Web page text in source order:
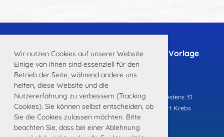
Wir nutzen Cookies auf unserer Website.
Einige von ihnen sind essenziell für den
Betrieb der Seite, während andere uns
helfen, diese Website und die
Nutzererfahrung zu verbessern (Tracking
Cookies). Sie können selbst entscheiden, ob
Sie die Cookies zulassen möchten. Bitte
beachten Sie, dass bei einer Ablehnung
Hier können Sie sich die Fangliste als Vorlage
herunterladen.
Fangliste.pdf
Bitte beachten Sie, dass die Fangliste bis spätestens 31.
Dezember bei Alexander Schmalz oder Robert Krebs
abgegeben werden muss!